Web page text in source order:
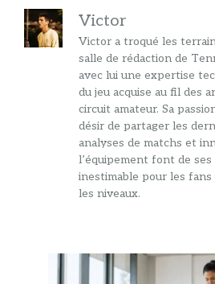
Victor
Victor a troqué les
salle de rédaction de
avec lui une expertise
du jeu acquise au fil des
circuit amateur. Sa
désir de partager les
analyses de matchs et
l’équipement font de
inestimable pour les
les niveaux.